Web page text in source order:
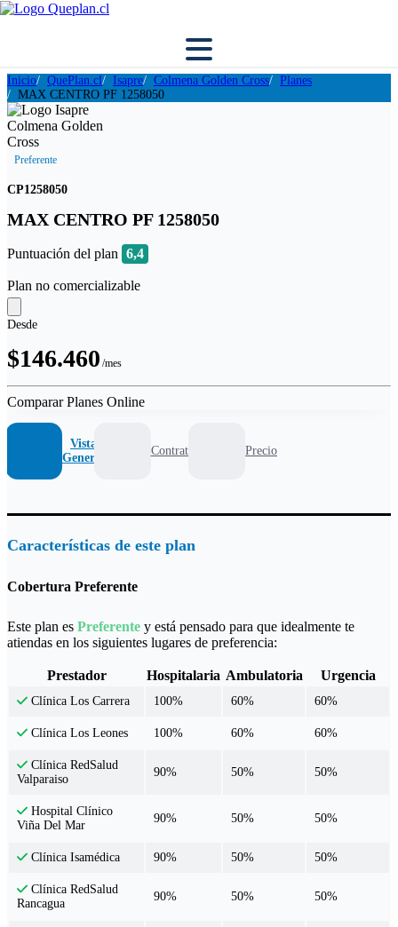
Inicio QuePlan.cl Isapre Colmena Golden Cross
Planes
MAX CENTRO PF 1258050
Preferente
CP1258050
MAX CENTRO PF 1258050
Puntuación del plan 6,4
Plan no comercializable
Desde
$146.460 /mes
Comparar Planes Online
Vista
General
Contrato Precio
Características de este plan
Cobertura Preferente
Este plan es Preferente y está pensado para que idealmente te
atiendas en los siguientes lugares de preferencia:
Prestador Hospitalaria Ambulatoria Urgencia
Clínica Los Carrera 100% 60% 60%
Clínica Los Leones 100% 60% 60%
Clínica RedSalud
Valparaiso
90% 50% 50%
Hospital Clínico
Viña Del Mar
90% 50% 50%
Clínica Isamédica 90% 50% 50%
Clínica RedSalud
Rancagua
90% 50% 50%